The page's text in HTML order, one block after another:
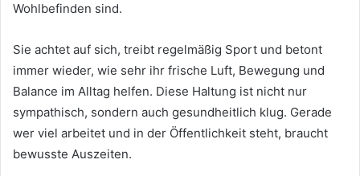
Wohlbefinden sind.
Sie achtet auf sich, treibt regelmäßig Sport und betont
immer wieder, wie sehr ihr frische Luft, Bewegung und
Balance im Alltag helfen. Diese Haltung ist nicht nur
sympathisch, sondern auch gesundheitlich klug. Gerade
wer viel arbeitet und in der Öffentlichkeit steht, braucht
bewusste Auszeiten.